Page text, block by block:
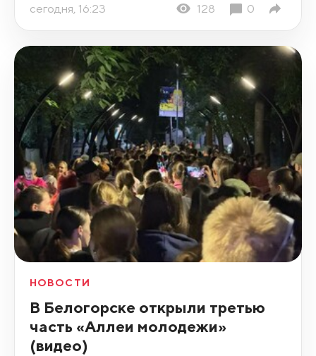
сегодня, 16:23 128 0
НОВОСТИ
В Белогорске открыли третью
часть «Аллеи молодежи»
(видео)